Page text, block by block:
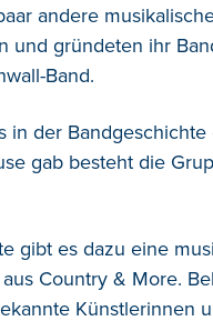
andere
und gründeten ihr
Band.
in der
gab besteht die
gibt es dazu eine
Country & More.
Künstlerinnen